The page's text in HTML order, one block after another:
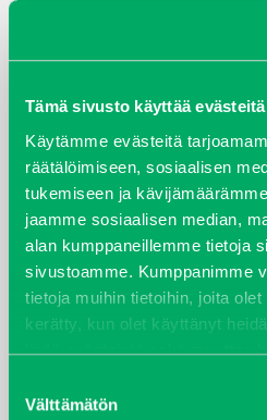
Tämä sivusto käyttää evästeitä
Käytämme evästeitä
räätälöimiseen, sosiaalisen
tukemiseen ja
jaamme sosiaalisen median,
alan kumppaneillemme tietoja
sivustoamme. Kumppanimme
tietoja muihin tietoihin, joita
kerätty, kun olet käyttänyt
lisää evästeistä sekä muuttaa
valinta
Välttämätön
syyskuu 2023
joulukuu 2022
huhtikuu 2022
helmikuu 2022
joulukuu 2021
lokakuu 2021